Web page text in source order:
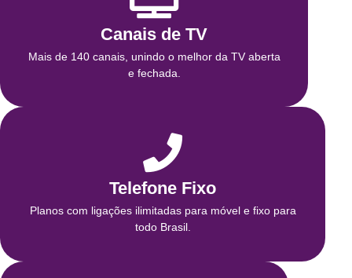
Canais de TV
Mais de 140 canais, unindo o melhor da TV aberta
e fechada.
Telefone Fixo
Planos com ligações ilimitadas para móvel e fixo para
todo Brasil.